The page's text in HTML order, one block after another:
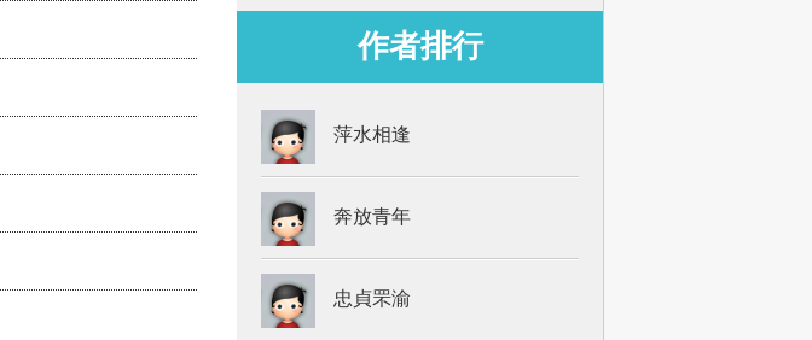
作者排行
萍水相逢
奔放青年
忠貞罘渝